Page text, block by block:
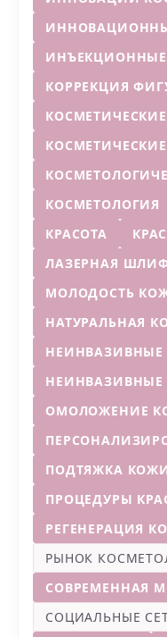
КОРРЕКЦИЯ
КОСМЕТОЛОГИЯ
КРАСОТА
ЛАЗЕРНАЯ
МОЛОДОСТЬ
НАТУРАЛЬНАЯ
НЕИНВАЗИВНЫЕ
ОМОЛОЖЕНИЕ
ПОДТЯЖКА
ПРОЦЕДУРЫ
РЕГЕНЕРАЦИЯ
РЫНОК
СОВРЕМЕННАЯ
СОЦИАЛЬНЫЕ